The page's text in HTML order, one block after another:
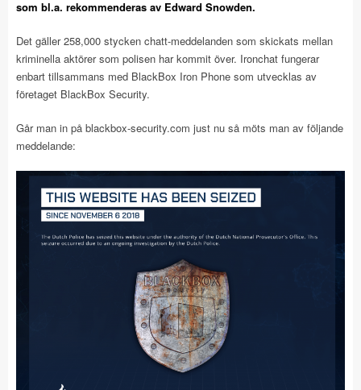
som bl.a. rekommenderas av Edward Snowden.
Det gäller 258,000 stycken chatt-meddelanden som skickats mellan
kriminella aktörer som polisen har kommit över. Ironchat fungerar
enbart tillsammans med BlackBox Iron Phone som utvecklas av
företaget BlackBox Security.
Går man in på blackbox-security.com just nu så möts man av följande
meddelande: